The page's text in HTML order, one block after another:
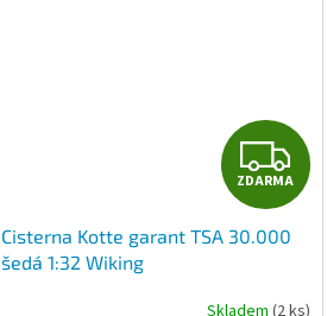
Z
D
A
R
ZDARMA
Cisterna Kotte garant TSA 30.000
šedá 1:32 Wiking
Skladem (2 ks)